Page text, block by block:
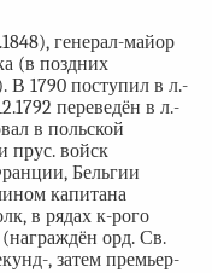
генерал-майор
(в поздних
В 1790 поступил в л.-
переведён в л.-
в польской
прус. войск
Бельгии
капитана
в рядах к-рого
орд. Св.
, затем премьер-